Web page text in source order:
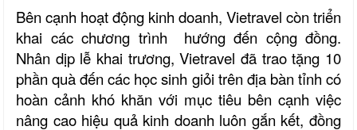
Bên cạnh hoạt động kinh doanh, Vietravel còn triển
khai các chương trình hướng đến cộng đồng.
Nhân dịp lễ khai trương, Vietravel đã trao tặng 10
phần quà đến các học sinh giỏi trên địa bàn tỉnh có
hoàn cảnh khó khăn với mục tiêu bên cạnh việc
nâng cao hiệu quả kinh doanh luôn gắn kết, đồng